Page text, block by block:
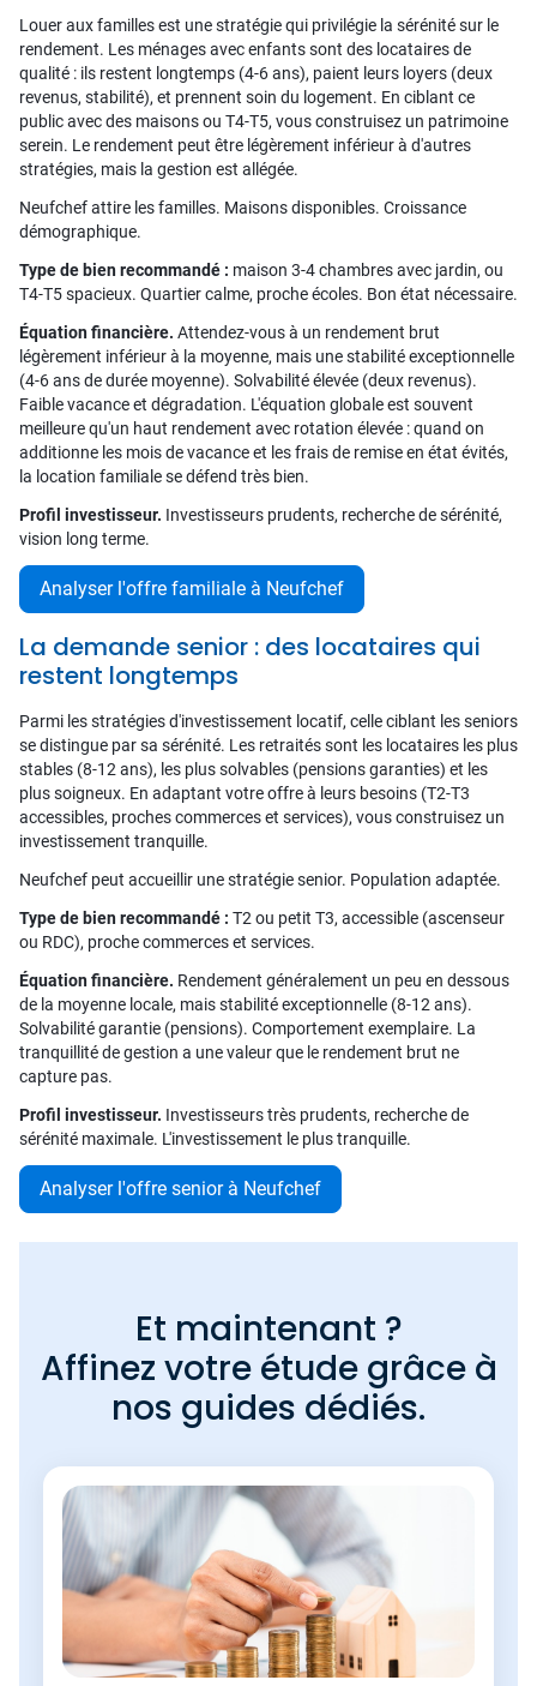
Louer aux familles est une stratégie qui privilégie la sérénité sur le
rendement. Les ménages avec enfants sont des locataires de
qualité : ils restent longtemps (4-6 ans), paient leurs loyers (deux
revenus, stabilité), et prennent soin du logement. En ciblant ce
public avec des maisons ou T4-T5, vous construisez un patrimoine
serein. Le rendement peut être légèrement inférieur à d'autres
stratégies, mais la gestion est allégée.
Neufchef attire les familles. Maisons disponibles. Croissance
démographique.
Type de bien recommandé : maison 3-4 chambres avec jardin, ou
T4-T5 spacieux. Quartier calme, proche écoles. Bon état nécessaire.
Équation financière. Attendez-vous à un rendement brut
légèrement inférieur à la moyenne, mais une stabilité exceptionnelle
(4-6 ans de durée moyenne). Solvabilité élevée (deux revenus).
Faible vacance et dégradation. L'équation globale est souvent
meilleure qu'un haut rendement avec rotation élevée : quand on
additionne les mois de vacance et les frais de remise en état évités,
la location familiale se défend très bien.
Profil investisseur. Investisseurs prudents, recherche de sérénité,
vision long terme.
Analyser l'offre familiale à Neufchef
La demande senior : des locataires qui
restent longtemps
Parmi les stratégies d'investissement locatif, celle ciblant les seniors
se distingue par sa sérénité. Les retraités sont les locataires les plus
stables (8-12 ans), les plus solvables (pensions garanties) et les
plus soigneux. En adaptant votre offre à leurs besoins (T2-T3
accessibles, proches commerces et services), vous construisez un
investissement tranquille.
Neufchef peut accueillir une stratégie senior. Population adaptée.
Type de bien recommandé : T2 ou petit T3, accessible (ascenseur
ou RDC), proche commerces et services.
Équation financière. Rendement généralement un peu en dessous
de la moyenne locale, mais stabilité exceptionnelle (8-12 ans).
Solvabilité garantie (pensions). Comportement exemplaire. La
tranquillité de gestion a une valeur que le rendement brut ne
capture pas.
Profil investisseur. Investisseurs très prudents, recherche de
sérénité maximale. L'investissement le plus tranquille.
Analyser l'offre senior à Neufchef
Et maintenant ?
Affinez votre étude grâce à
nos guides dédiés.